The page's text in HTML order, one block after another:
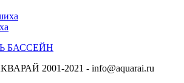
БАССЕЙН
2001-2021 - info@aquarai.ru